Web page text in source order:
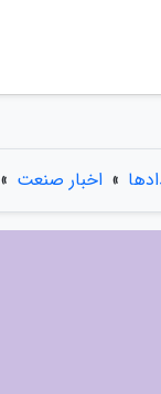
» اخبار صنعت »